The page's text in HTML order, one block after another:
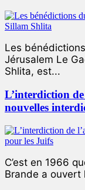
Les
Jérusalem Le
Shlita, est...
L’interdiction
nouvelles
C’est en 1966
Brande a ouvert